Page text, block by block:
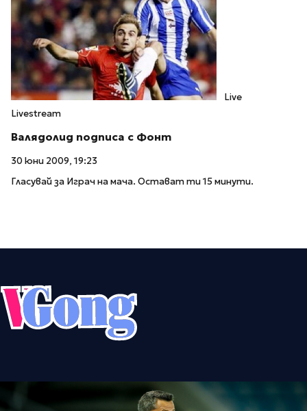
Live
Livestream
Валядолид подписа с Фонт
30 юни 2009, 19:23
Гласувай за Играч на мача. Остават ти 15 минути.